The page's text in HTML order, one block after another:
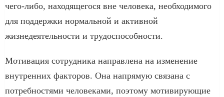
чего-либо, находящегося вне человека, необходимого
для поддержки нормальной и активной
жизнедеятельности и трудоспособности.
Мотивация сотрудника направлена на изменение
внутренних факторов. Она напрямую связана с
потребностями человеками, поэтому мотивирующие